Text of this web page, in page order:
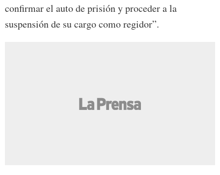
confirmar el auto de prisión y proceder a la
suspensión de su cargo como regidor”.